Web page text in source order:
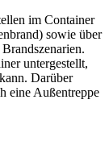
im Container
sowie über
untergestellt,
Darüber
eine Außentreppe